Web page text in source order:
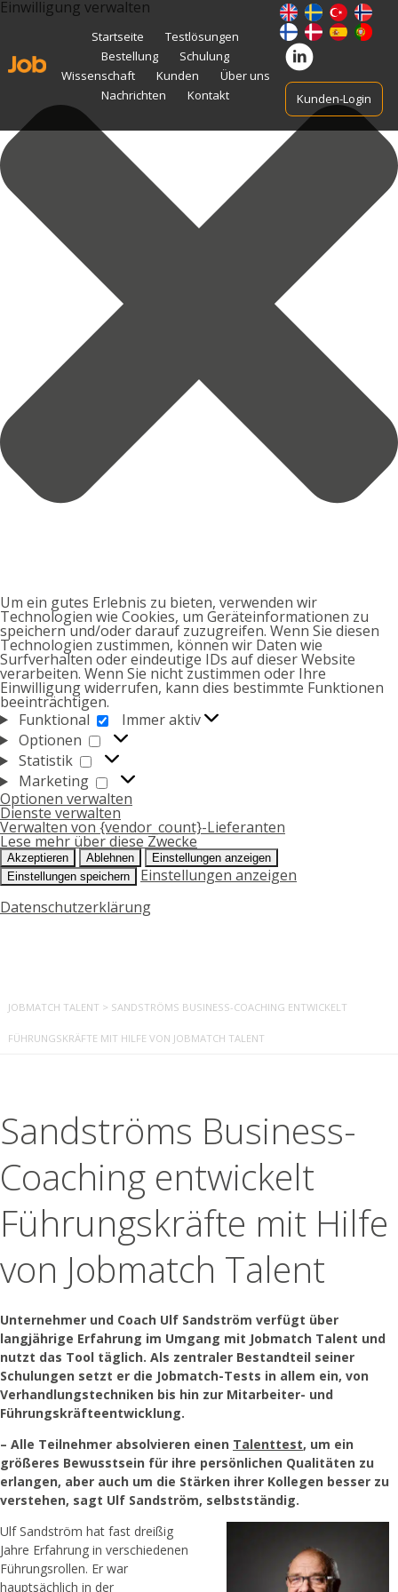
Einwilligung verwalten
Um ein gutes Erlebnis zu bieten, verwenden wir
Technologien wie Cookies, um Geräteinformationen zu
speichern und/oder darauf zuzugreifen. Wenn Sie diesen
Technologien zustimmen, können wir Daten wie
Surfverhalten oder eindeutige IDs auf dieser Website
verarbeiten. Wenn Sie nicht zustimmen oder Ihre
Einwilligung widerrufen, kann dies bestimmte Funktionen
beeinträchtigen.
Funktional
FUNKTIONAL
Immer aktiv
Optionen
OPTIONEN
Statistik STATISTIK
Marketing MARKETING
Optionen verwalten
Dienste verwalten
Verwalten von {vendor_count}-Lieferanten
Lese mehr über diese Zwecke
Akzeptieren Ablehnen
Einstellungen anzeigen
Einstellungen speichern
Einstellungen anzeigen
Datenschutzerklärung
Zum
Inhalt
springen
Startseite
Testlösungen
Bestellung
Schulung
Wissenschaft
Kunden
Über uns
Nachrichten
Kontakt Kunden-Login
JOBMATCH TALENT > SANDSTRÖMS BUSINESS-COACHING ENTWICKELT
FÜHRUNGSKRÄFTE MIT HILFE VON JOBMATCH TALENT
Sandströms Business-
Coaching entwickelt
Führungskräfte mit Hilfe
von Jobmatch Talent
Unternehmer und Coach Ulf Sandström verfügt über
langjährige Erfahrung im Umgang mit Jobmatch Talent und
nutzt das Tool täglich. Als zentraler Bestandteil seiner
Schulungen setzt er die Jobmatch-Tests in allem ein, von
Verhandlungstechniken bis hin zur Mitarbeiter- und
Führungskräfteentwicklung.
– Alle Teilnehmer absolvieren einen Talenttest, um ein
größeres Bewusstsein für ihre persönlichen Qualitäten zu
erlangen, aber auch um die Stärken ihrer Kollegen besser zu
verstehen, sagt Ulf Sandström, selbstständig.
Ulf Sandström hat fast dreißig
Jahre Erfahrung in verschiedenen
Führungsrollen. Er war
hauptsächlich in der